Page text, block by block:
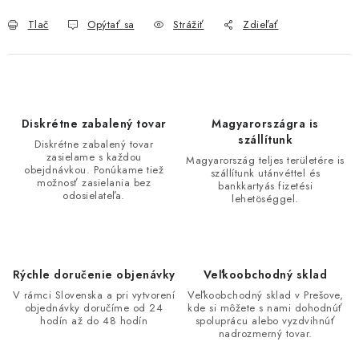
Tlač Opýtať sa Strážiť Zdieľať
Diskrétne zabalený tovar
Diskrétne zabalený tovar
zasielame s každou
obejdnávkou. Ponúkame tiež
možnosť zasielania bez
odosielateľa.
Magyarországra is
szállítunk
Magyarország teljes területére is
szállítunk utánvéttel és
bankkartyás fizetési
lehetöséggel.
Rýchle doručenie objenávky
V rámci Slovenska a pri vytvorení
objednávky doručíme od 24
hodín až do 48 hodín
Veľkoobchodný sklad
Veľkoobchodný sklad v Prešove,
kde si môžete s nami dohodnúť
spoluprácu alebo vyzdvihnúť
nadrozmerný tovar.